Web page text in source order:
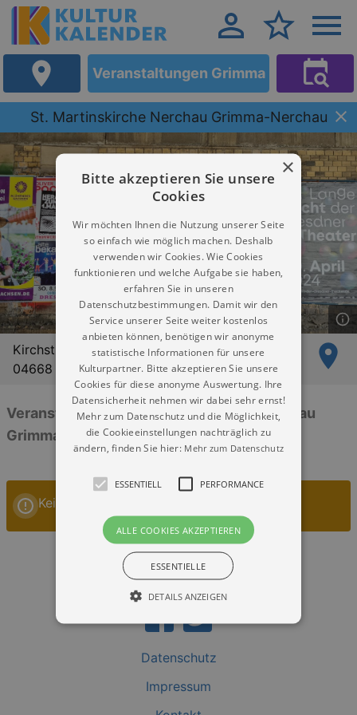
Veranstaltungen Grimma
St. Martinskirche Nerchau Grimma-Nerchau
Kirchstr. 2
04668 Grimma-Nerchau
Veranstaltungen: „St. Martinskirche Nerchau
Grimma-Nerchau“
Keine Veranstaltungen
Datenschutz
Impressum
×
Bitte akzeptieren Sie unsere
Cookies
Wir möchten Ihnen die Nutzung unserer Seite
so einfach wie möglich machen. Deshalb
verwenden wir Cookies. Wie Cookies
funktionieren und welche Aufgabe sie haben,
erfahren Sie in unseren
Datenschutzbestimmungen. Damit wir den
Service unserer Seite weiter kostenlos
anbieten können, benötigen wir anonyme
statistische Informationen für unsere
Kulturpartner. Bitte akzeptieren Sie unsere
Cookies für diese anonyme Auswertung. Ihre
Datensicherheit nehmen wir dabei sehr ernst!
Mehr zum Datenschutz und die Möglichkeit,
die Cookieeinstellungen nachträglich zu
ändern, finden Sie hier: Mehr zum Datenschutz
ESSENTIELL PERFORMANCE
ALLE COOKIES AKZEPTIEREN
ESSENTIELLE
DETAILS ANZEIGEN
Essentiell Performance
Essentielle Cookies werden für die
gebraucht. Zum Beispiel für das Login in Ihren